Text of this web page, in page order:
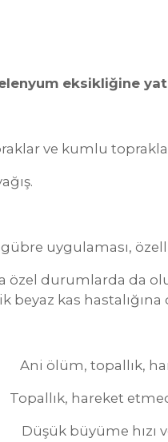
eksikliğine
ve kumlu
uygulaması,
özel durumlarda da
beyaz kas
ölüm, topallık,
hareket
büyüme hızı